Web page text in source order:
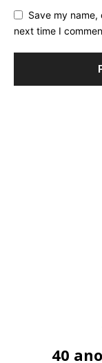
Save my
next time I
40